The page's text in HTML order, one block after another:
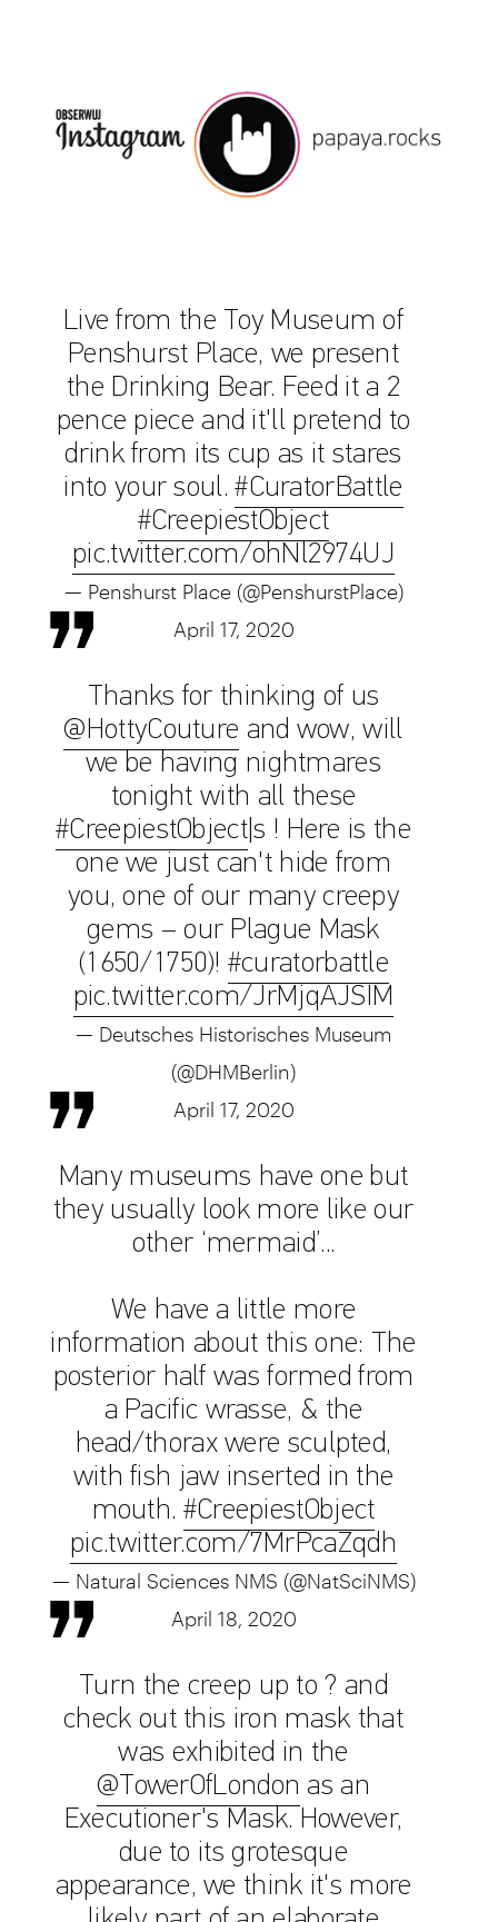
Live from the Toy Museum of
Penshurst Place, we present
the Drinking Bear. Feed it a 2
pence piece and it'll pretend to
drink from its cup as it stares
into your soul.#CuratorBattle
#CreepiestObject
pic.twitter.com/ohNl2974UJ
— Penshurst Place (@PenshurstPlace)
April 17, 2020
Thanks for thinking of us
@HottyCouture and wow, will
we be having nightmares
tonight with all these
#CreepiestObject|s ! Here is the
one we just can't hide from
you, one of our many creepy
gems – our Plague Mask
(1650/1750)! #curatorbattle
pic.twitter.com/JrMjqAJSIM
— Deutsches Historisches Museum
(@DHMBerlin)
April 17, 2020
Many museums have one but
they usually look more like our
other ‘mermaid’...
We have a little more
information about this one: The
posterior half was formed from
a Pacific wrasse, & the
head/thorax were sculpted,
with fish jaw inserted in the
mouth. #CreepiestObject
pic.twitter.com/7MrPcaZqdh
— Natural Sciences NMS (@NatSciNMS)
April 18, 2020
Turn the creep up to ? and
check out this iron mask that
was exhibited in the
@TowerOfLondon as an
Executioner's Mask. However,
due to its grotesque
appearance, we think it's more